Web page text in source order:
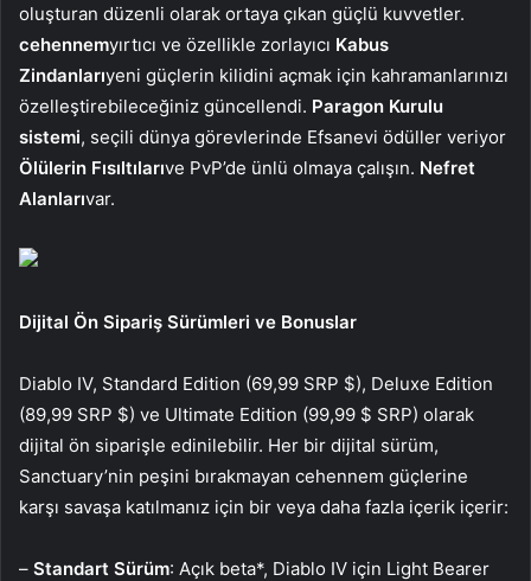
oluşturan düzenli olarak ortaya çıkan güçlü kuvvetler.
cehennemyırtıcı ve özellikle zorlayıcı Kabus
Zindanlarıyeni güçlerin kilidini açmak için kahramanlarınızı
özelleştirebileceğiniz güncellendi. Paragon Kurulu
sistemi, seçili dünya görevlerinde Efsanevi ödüller veriyor
Ölülerin Fısıltılarıve PvP’de ünlü olmaya çalışın. Nefret
Alanlarıvar.
Dijital Ön Sipariş Sürümleri ve Bonuslar
Diablo IV, Standard Edition (69,99 SRP $), Deluxe Edition
(89,99 SRP $) ve Ultimate Edition (99,99 $ SRP) olarak
dijital ön siparişle edinilebilir. Her bir dijital sürüm,
Sanctuary’nin peşini bırakmayan cehennem güçlerine
karşı savaşa katılmanız için bir veya daha fazla içerik içerir:
– Standart Sürüm: Açık beta*, Diablo IV için Light Bearer